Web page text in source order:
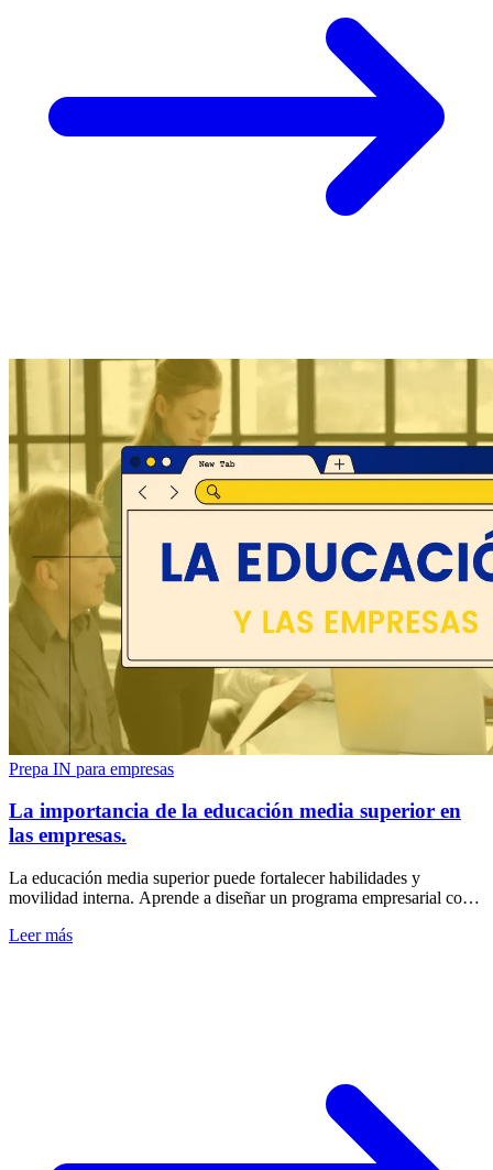
Prepa IN para empresas
La importancia de la educación media superior en
las empresas.
La educación media superior puede fortalecer habilidades y
movilidad interna. Aprende a diseñar un programa empresarial con
Leer más